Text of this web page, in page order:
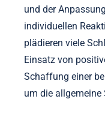
und der
individuellen
plädieren viele
Einsatz von
Schaffung einer
um die